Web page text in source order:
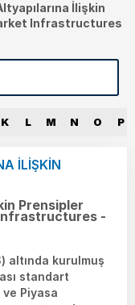
İlişkin
Infrastructures
K L M N O P
İLİŞKİN
Prensipler
-
altında kurulmuş
standart
Piyasa